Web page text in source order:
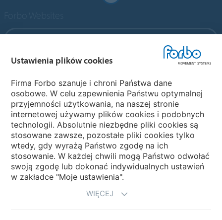
Forbo Flooring Systems
Forbo Movement Systems
Strony krajowe
Wybierz kraj
Ustawienia plików cookies
Firma Forbo szanuje i chroni Państwa dane
osobowe. W celu zapewnienia Państwu optymalnej
przyjemności użytkowania, na naszej stronie
internetowej używamy plików cookies i podobnych
technologii. Absolutnie niezbędne pliki cookies są
stosowane zawsze, pozostałe pliki cookies tylko
wtedy, gdy wyrażą Państwo zgodę na ich
stosowanie. W każdej chwili mogą Państwo odwołać
swoją zgodę lub dokonać indywidualnych ustawień
w zakładce "Moje ustawienia".
WIĘCEJ